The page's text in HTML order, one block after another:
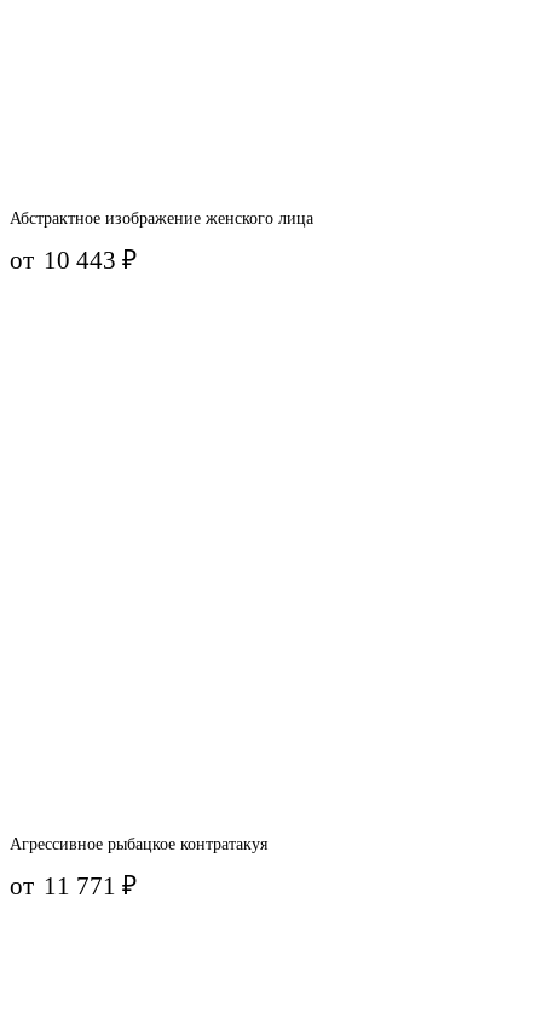
Абстрактное изображение женского лица
от 10 443₽
Агрессивное рыбацкое контратакуя
от 11 771₽